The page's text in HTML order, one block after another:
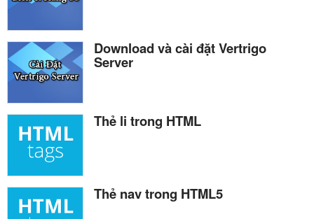
Download và cài đặt Vertrigo
Server
Thẻ li trong HTML
Thẻ nav trong HTML5